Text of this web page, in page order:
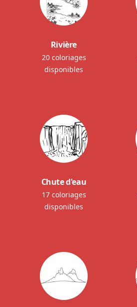
Rivière
20 coloriages
disponibles
Chute d'eau
17 coloriages
disponibles